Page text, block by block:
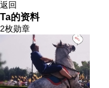
返回
Ta的资料
2枚勋章